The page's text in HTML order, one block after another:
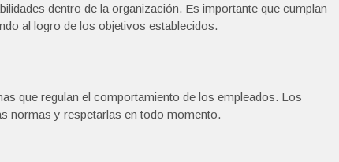
dentro de la organización. Es importante que cumplan
al logro de los objetivos establecidos.
que regulan el comportamiento de los empleados. Los
normas y respetarlas en todo momento.